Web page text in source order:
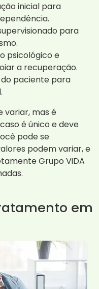
inicial para
para
psicológico e
a recuperação.
paciente para
variar, mas é
é único e deve
pode se
podem variar, e
Grupo ViDA
em